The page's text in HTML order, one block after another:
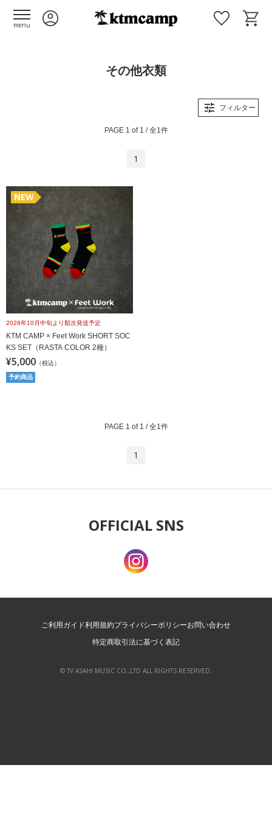
menu
その他衣類
フィルター
PAGE 1 of 1 / 全1件
1
2026年10月中旬より順次発送予定
KTM CAMP × Feet Work SHORT SOC
KS SET（RASTA COLOR 2種）
¥5,000 （税込）
予約商品
NEW
PAGE 1 of 1 / 全1件
1
OFFICIAL SNS
ご利用ガイド利用規約プライバシーポリシーお問い合わせ
特定商取引法に基づく表記
© TV ASAHI MUSIC CO.,LTD ALL RIGHTS RESERVED.